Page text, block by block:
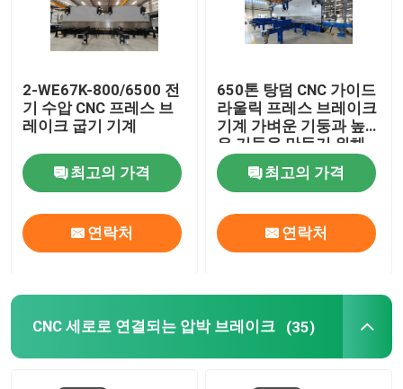
선을 째는 강철 코일
뜨거운 복각 직류 전기를 통하기 장비
2-WE67K-800/6500 전
기 수압 CNC 프레스 브
레이크 굽기 기계
최고의 가격
연락처
650톤 탕덤 CNC 가이드
라울릭 프레스 브레이크
기계 가벼운 기둥과 높
은 기둥을 만들기 위해
최고의 가격
연락처
CNC 세로로 연결되는 압박 브레이크 (35)